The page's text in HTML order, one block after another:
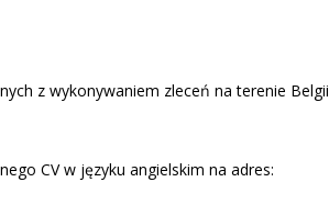
z wykonywaniem zleceń na terenie Belgii
CV w języku angielskim na adres: